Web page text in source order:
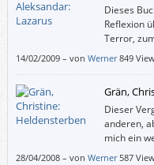
Dieses
Reflexion
Terror,
(Bürger-
vor 100 Jahren geworfen – und
Weiters wird über eine an
besonders auch über eine
14/02/2009– von Werner 849
Grän,
Dieser
anderen,
mich ein
Diese
28/04/2008– von Werner 587